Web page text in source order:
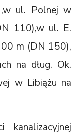
ul. Polnej w
110),w ul. E.
m (DN 150),
na dług. Ok.
w Libiążu na